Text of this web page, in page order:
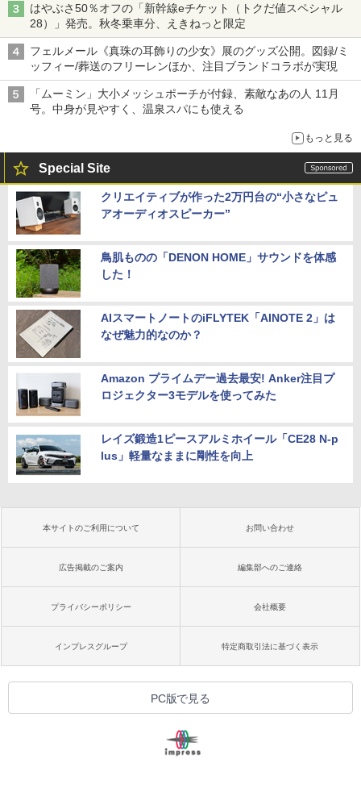
はやぶさ50％オフの「新幹線eチケット（トクだ値スペシャル
28）」発売。秋冬乗車分、えきねっと限定
フェルメール《真珠の耳飾りの少女》展のグッズ公開。図録/ミ
ッフィー/葬送のフリーレンほか、注目ブランドコラボが実現
「ムーミン」大小メッシュポーチが付録、素敵なあの人 11月
号。中身が見やすく、温泉スパにも使える
もっと見る
Special Site
クリエイティブが作った2万円台の“小さなピュ
アオーディオスピーカー”
鳥肌ものの「DENON HOME」サウンドを体感
した！
AIスマートノートのiFLYTEK「AINOTE 2」は
なぜ魅力的なのか？
Amazon プライムデー過去最安! Anker注目プ
ロジェクター3モデルを使ってみた
レイズ鍛造1ピースアルミホイール「CE28 N-p
lus」軽量なままに剛性を向上
本サイトのご利用について お問い合わせ
広告掲載のご案内 編集部へのご連絡
プライバシーポリシー 会社概要
インプレスグループ 特定商取引法に基づく表示
PC版で見る